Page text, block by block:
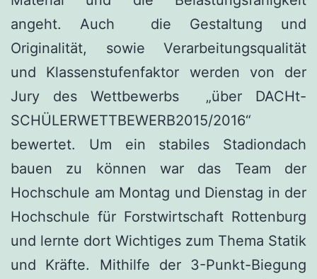
angeht. Auch die Gestaltung und
Originalität, sowie Verarbeitungsqualität
und Klassenstufenfaktor werden von der
Jury des Wettbewerbs „über DACHt-
SCHÜLERWETTBEWERB2015/2016“
bewertet. Um ein stabiles Stadiondach
bauen zu können war das Team der
Hochschule am Montag und Dienstag in der
Hochschule für Forstwirtschaft Rottenburg
und lernte dort Wichtiges zum Thema Statik
und Kräfte. Mithilfe der 3-Punkt-Biegung